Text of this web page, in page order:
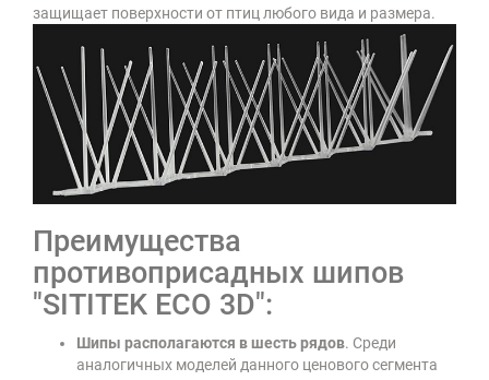
защищает поверхности от птиц любого вида и размера.
Преимущества
противоприсадных шипов
"SITITEK ECO 3D":
Шипы располагаются в шесть рядов. Среди
аналогичных моделей данного ценового сегмента